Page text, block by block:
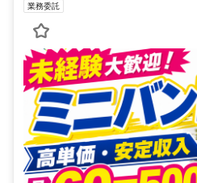
業務委託